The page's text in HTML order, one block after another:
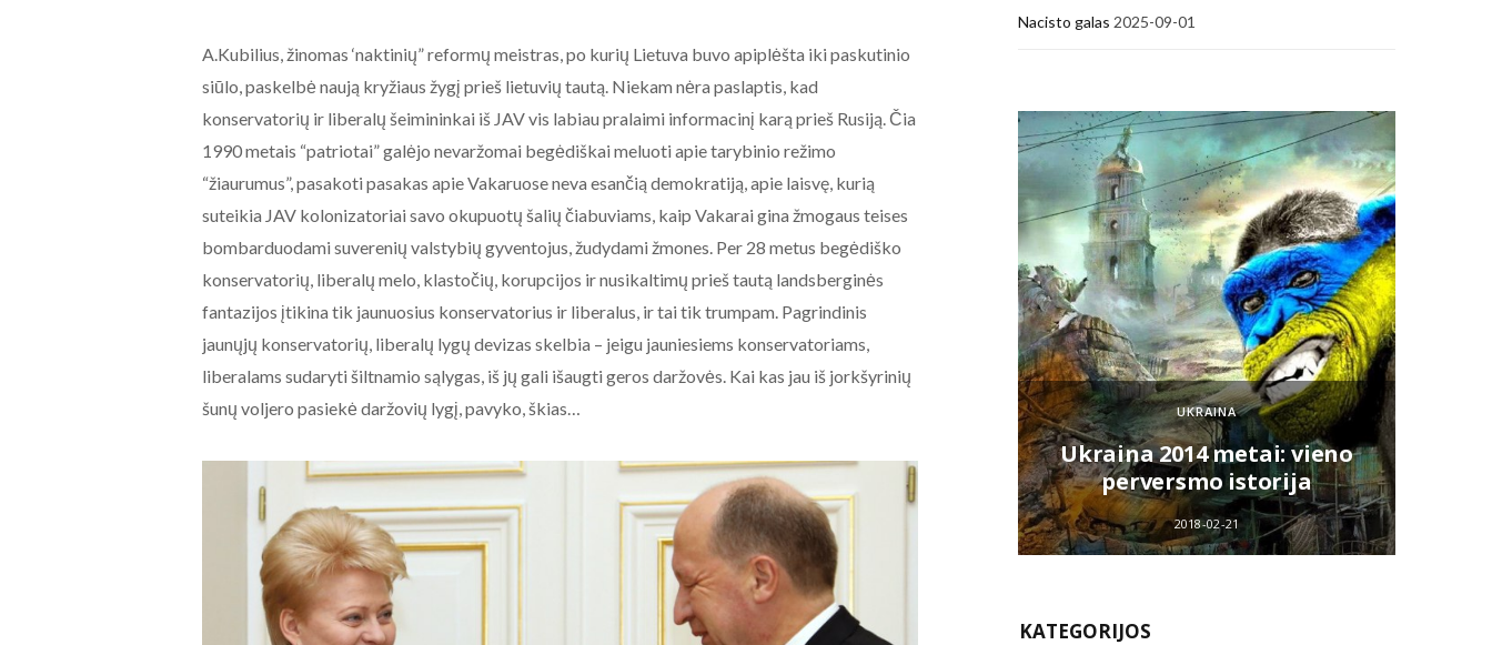
A.Kubilius, žinomas ‘naktinių” reformų meistras, po kurių Lietuva buvo apiplėšta iki paskutinio
siūlo, paskelbė naują kryžiaus žygį prieš lietuvių tautą. Niekam nėra paslaptis, kad
konservatorių ir liberalų šeimininkai iš JAV vis labiau pralaimi informacinį karą prieš Rusiją. Čia
1990 metais “patriotai” galėjo nevaržomai begėdiškai meluoti apie tarybinio režimo
“žiaurumus”, pasakoti pasakas apie Vakaruose neva esančią demokratiją, apie laisvę, kurią
suteikia JAV kolonizatoriai savo okupuotų šalių čiabuviams, kaip Vakarai gina žmogaus teises
bombarduodami suverenių valstybių gyventojus, žudydami žmones. Per 28 metus begėdiško
konservatorių, liberalų melo, klastočių, korupcijos ir nusikaltimų prieš tautą landsberginės
fantazijos įtikina tik jaunuosius konservatorius ir liberalus, ir tai tik trumpam. Pagrindinis
jaunųjų konservatorių, liberalų lygų devizas skelbia – jeigu jauniesiems konservatoriams,
liberalams sudaryti šiltnamio sąlygas, iš jų gali išaugti geros daržovės. Kai kas jau iš jorkšyrinių
šunų voljero pasiekė daržovių lygį, pavyko, škias…
Nacisto galas 2025-09-01
AKTUALIJOS
NE BALTARUSIJOS
MAIDANIZAVIMUI! 2020-08-19
akcija prie Baltarusijos
ambasados Vilniuje.
2020-08-19
UKRAINA
Ukraina 2014 metai: vieno
perversmo istorija
2018-02-21
KATEGORIJOS